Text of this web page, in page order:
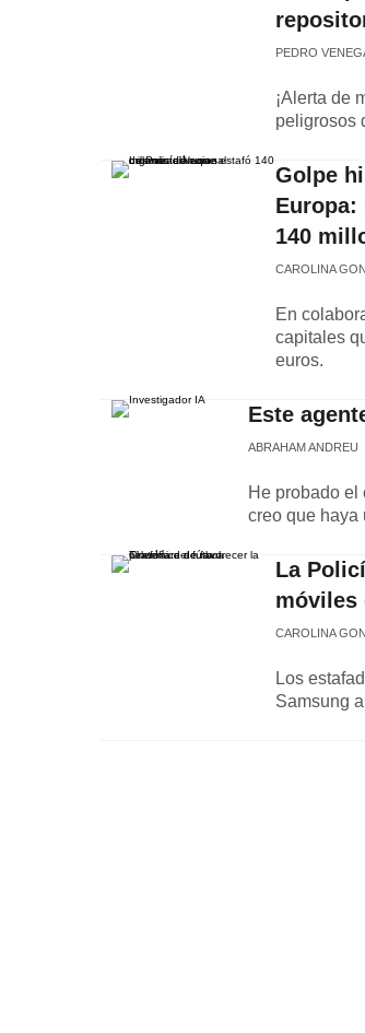
PEDRO
¡Alerta de
peligrosos
Golpe
Europa:
140
CAROLINA
En
capitales
euros.
Este
ABRAHAM ANDREU
He probado
creo que haya
La
móviles
CAROLINA
Los
Samsung